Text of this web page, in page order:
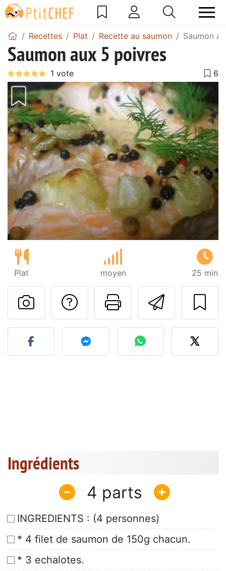
Recettes Plat Recette au saumon Saumon
Saumon aux 5 poivres
Plat moyen 25 min
Imprimer
Poser une
Publier votre photo de
Ingrédients
4
INGREDIENTS : (4 personnes)
* 4 filet de saumon de 150g chacun.
* 3 echalotes.